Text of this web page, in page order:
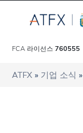
FCA 라이선스 760555
ATFX » 기업 소식 »